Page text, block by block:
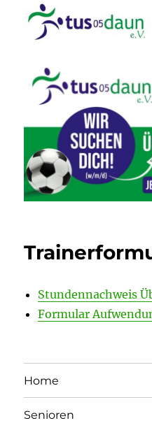
Fußball – TuS-
Stundennachweis
Formular
Home
Senioren